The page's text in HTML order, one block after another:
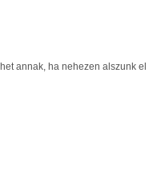
annak, ha nehezen alszunk